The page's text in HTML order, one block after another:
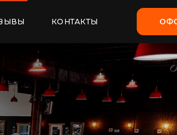
ОФОРМИТЬ